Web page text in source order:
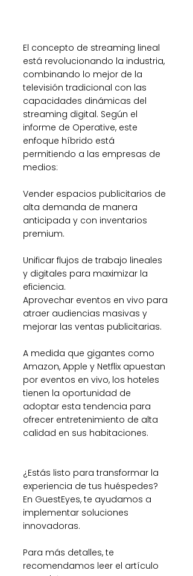
El concepto de streaming lineal
está revolucionando la industria,
combinando lo mejor de la
televisión tradicional con las
capacidades dinámicas del
streaming digital. Según el
informe de Operative, este
enfoque híbrido está
permitiendo a las empresas de
medios:
Vender espacios publicitarios de
alta demanda de manera
anticipada y con inventarios
premium.
Unificar flujos de trabajo lineales
y digitales para maximizar la
eficiencia.
Aprovechar eventos en vivo para
atraer audiencias masivas y
mejorar las ventas publicitarias.
A medida que gigantes como
Amazon, Apple y Netflix apuestan
por eventos en vivo, los hoteles
tienen la oportunidad de
adoptar esta tendencia para
ofrecer entretenimiento de alta
calidad en sus habitaciones.
¿Estás listo para transformar la
experiencia de tus huéspedes?
En GuestEyes, te ayudamos a
implementar soluciones
innovadoras.
Para más detalles, te
recomendamos leer el artículo